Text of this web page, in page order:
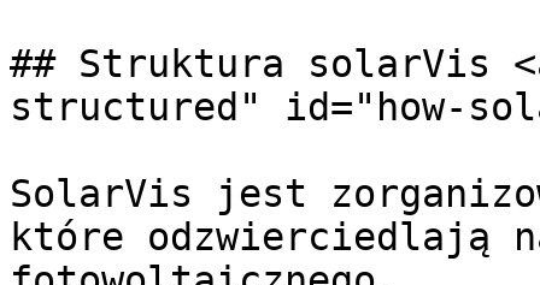
## Struktura solarVis
structured" id="how-
SolarVis jest
które odzwierciedlają